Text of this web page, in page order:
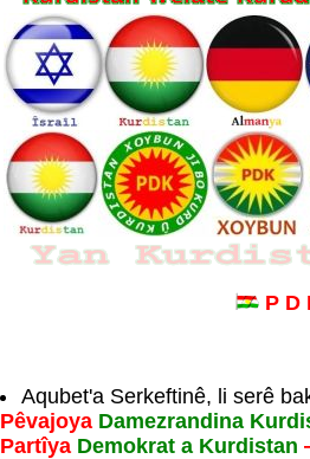
P D
Aqubet'a Serkeftinê, li serê
Pêvajoya Damezrandina
Partîya Demokrat a Kurdistan